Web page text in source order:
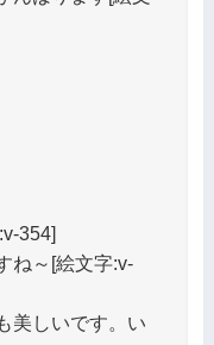
354]
ね～[絵文字:v-
美しいです。い